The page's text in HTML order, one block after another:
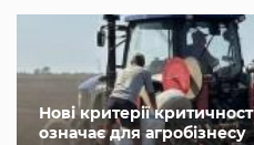
Нові критерії
означає для агробізнесу